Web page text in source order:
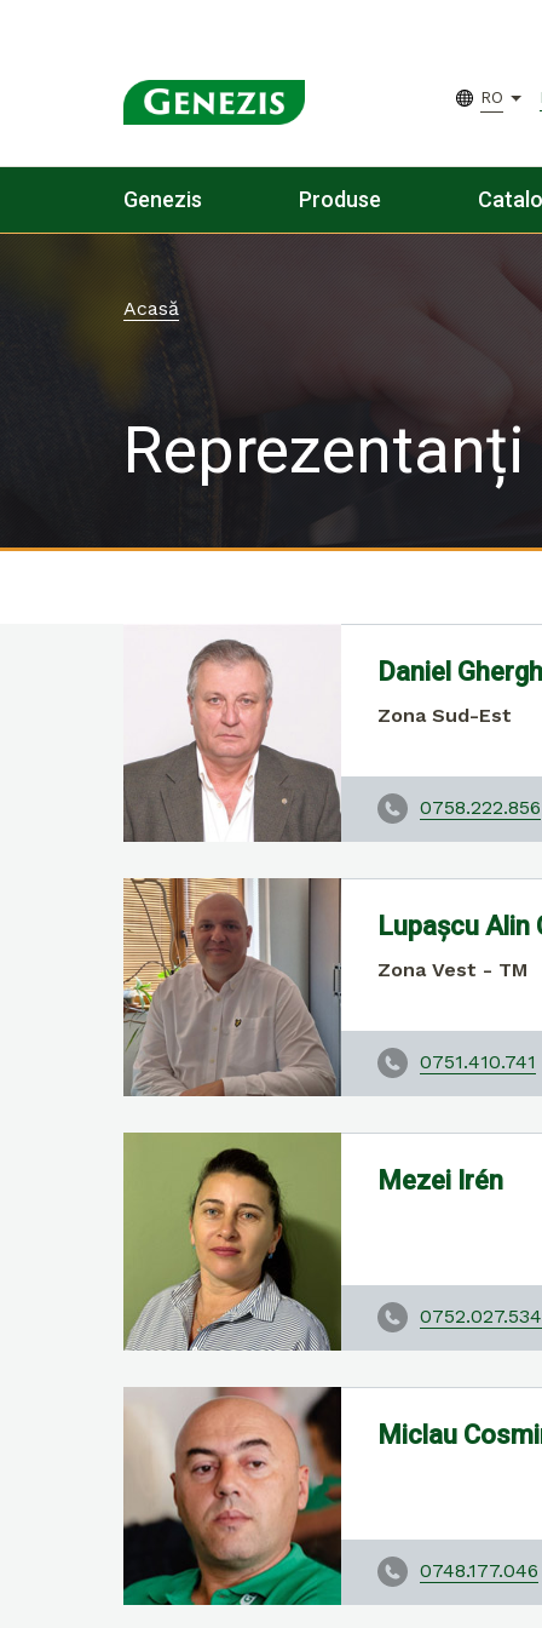
RO
Genezis Produse
Acasă
Daniel
Zona Sud-Est
0758.222.856
Lupașcu Alin
Zona Vest - TM
0751.410.741
Mezei Irén
0752.027.534
Miclau
0748.177.046